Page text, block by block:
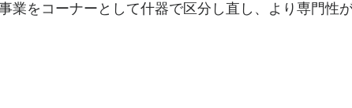
業をコーナーとして什器で区分し直し、より専門性